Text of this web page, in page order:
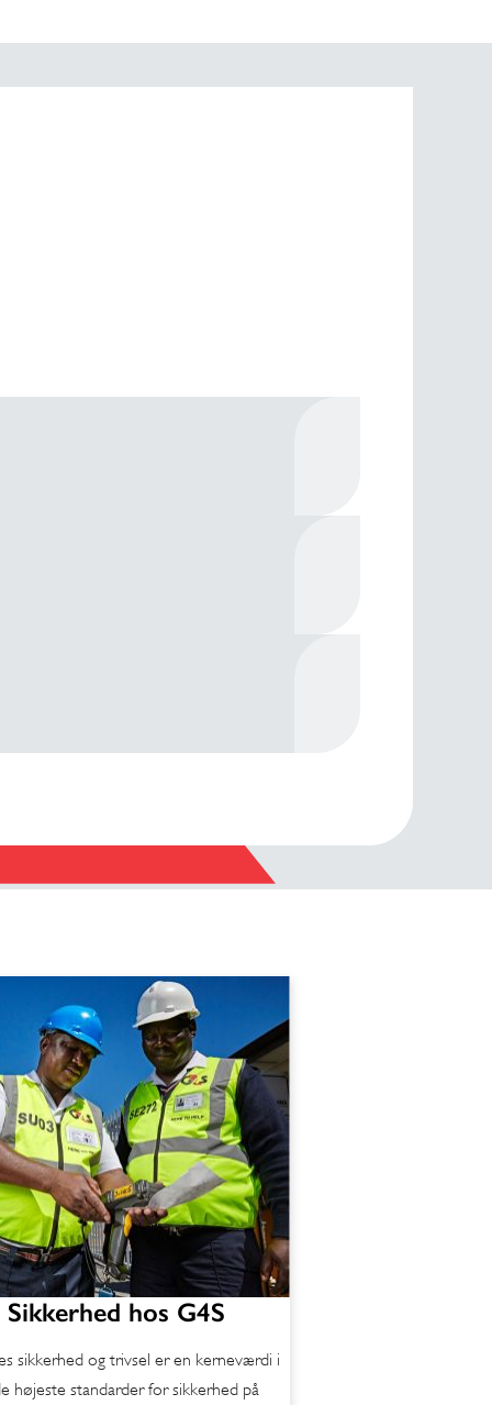
hos G4S
sikkerhed og trivsel er en kerneværdi i
højeste standarder for sikkerhed på